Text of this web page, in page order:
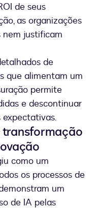
de seus
as organizações
nem justificam
de
que alimentam um
permite
e descontinuar
expectativas.
como um
os processos de
um
en una nueva
de IA pelas